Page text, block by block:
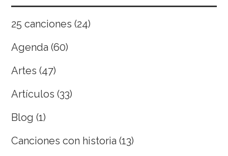
25 canciones (24)
Agenda (60)
Artes (47)
Artículos (33)
Blog (1)
Canciones con historia (13)